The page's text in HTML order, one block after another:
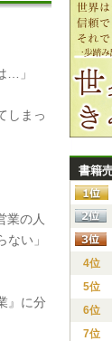
…」
しまっ
業の人
い」
』に分
書籍
4位
5位
6位
7位